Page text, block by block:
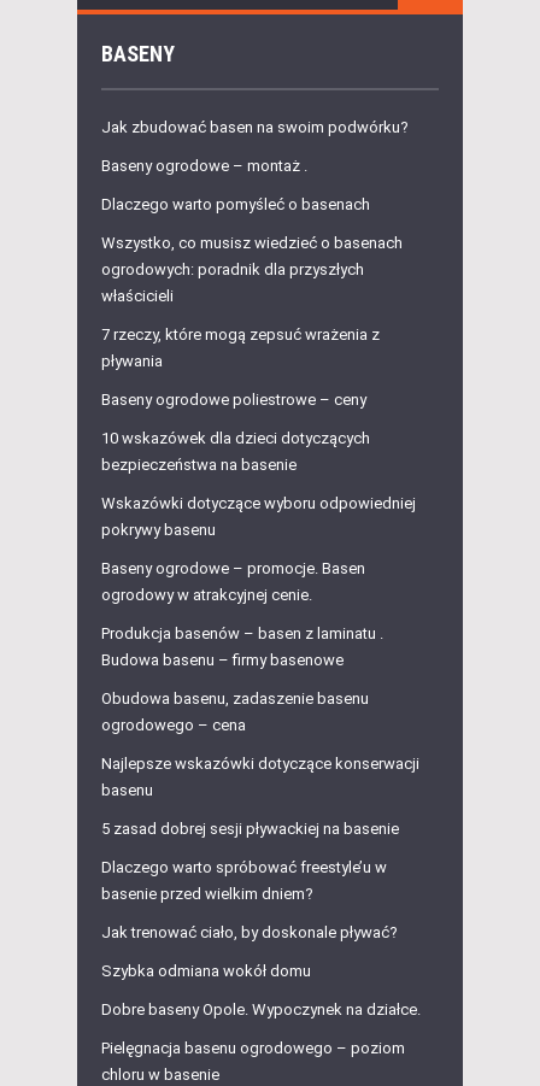
BASENY
Jak zbudować basen na swoim podwórku?
Baseny ogrodowe – montaż .
Dlaczego warto pomyśleć o basenach
Wszystko, co musisz wiedzieć o basenach
ogrodowych: poradnik dla przyszłych
właścicieli
7 rzeczy, które mogą zepsuć wrażenia z
pływania
Baseny ogrodowe poliestrowe – ceny
10 wskazówek dla dzieci dotyczących
bezpieczeństwa na basenie
Wskazówki dotyczące wyboru odpowiedniej
pokrywy basenu
Baseny ogrodowe – promocje. Basen
ogrodowy w atrakcyjnej cenie.
Produkcja basenów – basen z laminatu .
Budowa basenu – firmy basenowe
Obudowa basenu, zadaszenie basenu
ogrodowego – cena
Najlepsze wskazówki dotyczące konserwacji
basenu
5 zasad dobrej sesji pływackiej na basenie
Dlaczego warto spróbować freestyle’u w
basenie przed wielkim dniem?
Jak trenować ciało, by doskonale pływać?
Szybka odmiana wokół domu
Dobre baseny Opole. Wypoczynek na działce.
Pielęgnacja basenu ogrodowego – poziom
chloru w basenie